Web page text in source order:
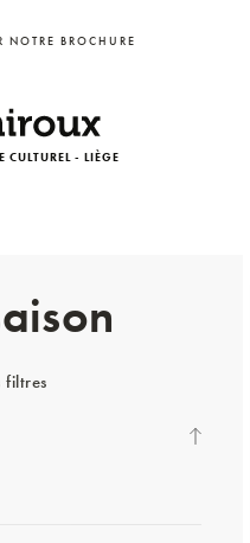
NOTRE BROCHURE
CULTUREL - LIÈGE
filtres